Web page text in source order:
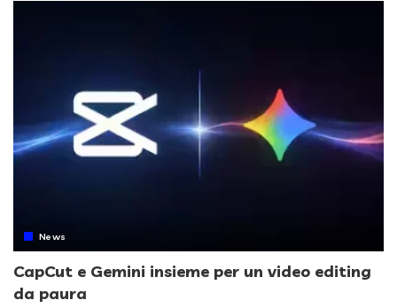
News
CapCut e Gemini insieme per un video editing
da paura